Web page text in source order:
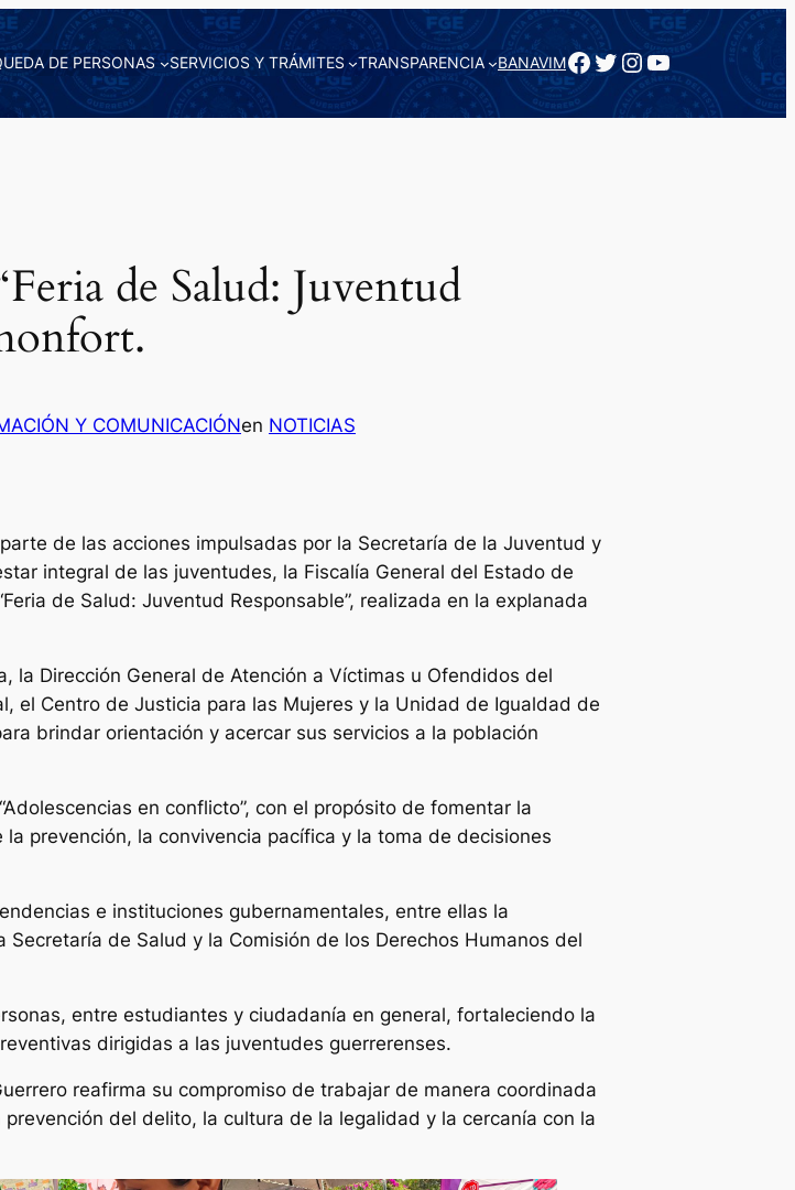
DE PERSONAS SERVICIOS Y TRÁMITES TRANSPARENCIA BANAVIMFacebook
Twitter
Instagram
YouTube
de Salud: Juventud
Y COMUNICACIÓNen NOTICIAS
de las acciones impulsadas por la Secretaría de la Juventud y
integral de las juventudes, la Fiscalía General del Estado de
de Salud: Juventud Responsable”, realizada en la explanada
la Dirección General de Atención a Víctimas u Ofendidos del
el Centro de Justicia para las Mujeres y la Unidad de Igualdad de
brindar orientación y acercar sus servicios a la población
en conflicto”, con el propósito de fomentar la
prevención, la convivencia pacífica y la toma de decisiones
e instituciones gubernamentales, entre ellas la
de Salud y la Comisión de los Derechos Humanos del
entre estudiantes y ciudadanía en general, fortaleciendo la
dirigidas a las juventudes guerrerenses.
reafirma su compromiso de trabajar de manera coordinada
del delito, la cultura de la legalidad y la cercanía con la